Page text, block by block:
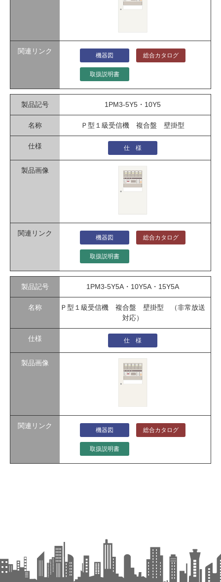
機器図 総合カタログ
取扱説明書
1PM3-5Y5・10Y5
Ｐ型１級受信機 複合盤 壁掛型
仕 様
機器図 総合カタログ
取扱説明書
1PM3-5Y5A・10Y5A・15Y5A
Ｐ型１級受信機 複合盤 壁掛型 （非常放送
対応）
仕 様
機器図 総合カタログ
取扱説明書